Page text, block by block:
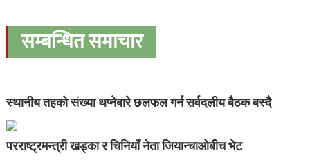
सम्बन्धित समाचार
स्थानीय तहको संख्या थप्नेबारे छलफल गर्न सर्वदलीय बैठक बस्दै
परराष्ट्रमन्त्री खड्का र चिनियाँ नेता जियान्चाओबीच भेट